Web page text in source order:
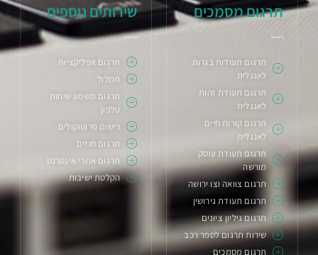
תרגום מסמכים
תרגום תעודות בגרות
לאנגלית
תרגום תעודת זהות
לאנגלית
תרגום קורות חיים
לאנגלית
תרגום תעודת עוסק
מורשה
תרגום צוואה וצו ירושה
תרגום תעודת גירושין
תרגום גיליון ציונים
שירות תרגום לספר רכב
תרגום מסמכים
שירותים נוספים
תרגום אפליקציות
תמלול
תרגום משמע שיחות
טלפון
רישום פרוטוקולים
תרגום חוזים
תרגום אתרי אינטרנט
הקלטת ישיבות